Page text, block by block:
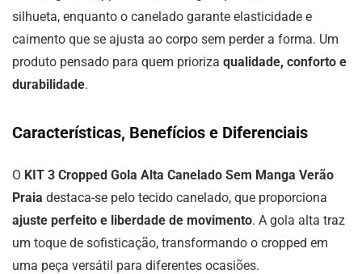
silhueta, enquanto o canelado garante elasticidade e
caimento que se ajusta ao corpo sem perder a forma. Um
produto pensado para quem prioriza qualidade, conforto e
durabilidade.
Características, Benefícios e Diferenciais
O KIT 3 Cropped Gola Alta Canelado Sem Manga Verão
Praia destaca-se pelo tecido canelado, que proporciona
ajuste perfeito e liberdade de movimento. A gola alta traz
um toque de sofisticação, transformando o cropped em
uma peça versátil para diferentes ocasiões.